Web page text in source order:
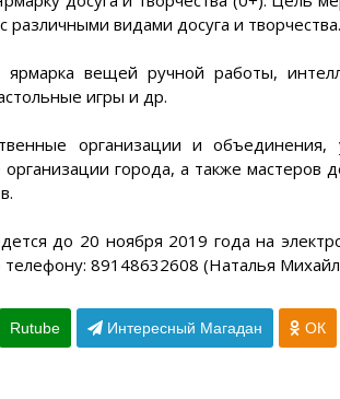
различными видами досуга и творчества.
ярмарка вещей ручной работы,
игры и др.
организации и объединения,
города, а также мастеров
до 20 ноября 2019 года на
89148632608 (Наталья
Rutube Интересный Магадан ОК